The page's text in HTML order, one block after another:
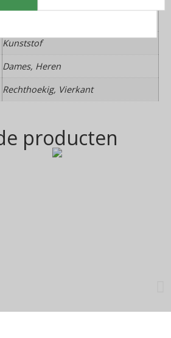
Kunststof
Dames, Heren
Rechthoekig, Vierkant
producten